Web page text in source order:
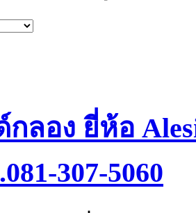
ลอง ยี่ห้อ
307-5060